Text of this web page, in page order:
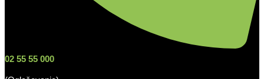
02 55 55 000